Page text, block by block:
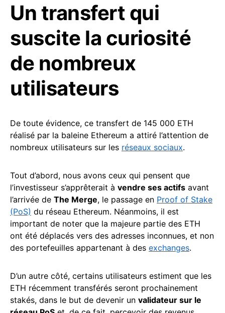
Un transfert qui
suscite la curiosité
de nombreux
utilisateurs
De toute évidence, ce transfert de 145 000 ETH
réalisé par la baleine Ethereum a attiré l’attention de
nombreux utilisateurs sur les réseaux sociaux.
Tout d’abord, nous avons ceux qui pensent que
l’investisseur s’apprêterait à vendre ses actifs avant
l’arrivée de The Merge, le passage en Proof of Stake
(PoS) du réseau Ethereum. Néanmoins, il est
important de noter que la majeure partie des ETH
ont été déplacés vers des adresses inconnues, et non
des portefeuilles appartenant à des exchanges.
D’un autre côté, certains utilisateurs estiment que les
ETH récemment transférés seront prochainement
stakés, dans le but de devenir un validateur sur le